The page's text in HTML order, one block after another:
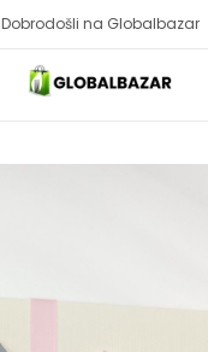
Dobrodošli na Globalbazar